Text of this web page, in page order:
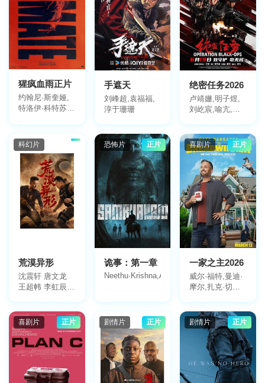
高叶
王骁 张子枫 邓超 王宝强
刘德华
王一博
猩疯血雨正片
约翰尼·斯奎娅,
特洛伊·科特苏
怀恩特,凯文·麦
克纳利,加绘·亚
历山大,吉娅·亨
特,查尔斯·曼恩,
蒂安·西蒙,本杰
明·程,斯图尔特·
惠兰,阿尔伯特·
马加希,米格尔·
托雷斯·翁巴,基
手遮天
刘峰超,袁福福,
淳于珊珊
绝密任务2026
卢靖姗,明子煜,
刘屹宸,喻亢,蒋
曙光,曹操,屈菁
菁,余文乐,于晓
光,于文文,朱庭
辰,褚旭,王若麟,
常丹丹,叶彤,亮
月儿,尚馨,朱烁
燃,潘羞月,王飞
斐,金丽慧子,凡
尼达·宾蒂·伊姆
兰,杰布,Keno
科幻片
荒漠异形
沈震轩 唐文龙
王超帏 李虹辰
恐怖片 正片
诡事：第一章
喜剧片 正片
一家之主2026
威尔·福特,曼迪·
摩尔,扎克·切利,
林·乔斯特,夏洛
特·安·塔克,凯特·
贝兰特,Stella
Grace
Fitzgerald,马丁·
赫利希,伯迪·博
里亚
喜剧片 正片 剧情片 正片 剧情片 正片